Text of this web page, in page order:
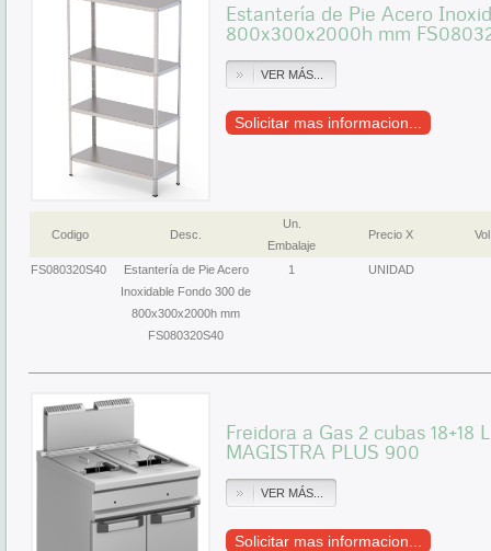
Estantería de Pie Acero
800x300x2000h mm
VER MÁS...
Solicitar mas informacion...
Codigo Desc.
Un.
Embalaje
Precio X
FS080320S40
Estantería de Pie Acero
Inoxidable Fondo 300 de
800x300x2000h mm
FS080320S40
1 UNIDAD
Freidora a Gas 2 cubas 18+18
MAGISTRA PLUS 900
VER MÁS...
Solicitar mas informacion...